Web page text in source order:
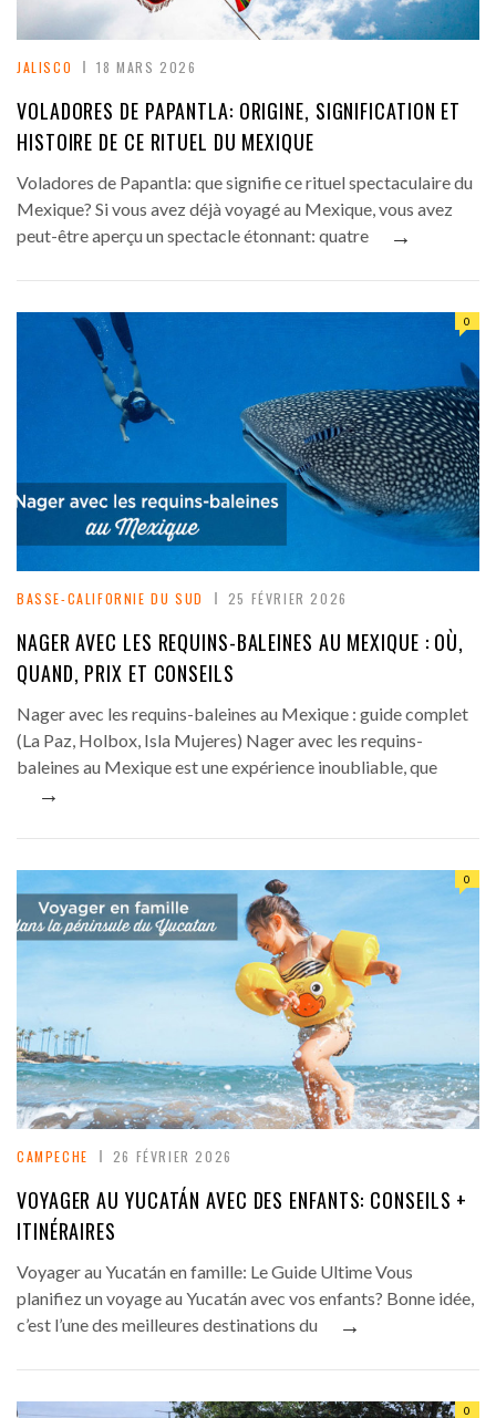
JALISCO 18 MARS 2026
VOLADORES DE PAPANTLA: ORIGINE, SIGNIFICATION ET
HISTOIRE DE CE RITUEL DU MEXIQUE
Voladores de Papantla: que signifie ce rituel spectaculaire du
Mexique? Si vous avez déjà voyagé au Mexique, vous avez
peut-être aperçu un spectacle étonnant: quatre
→
0
BASSE-CALIFORNIE DU SUD 25 FÉVRIER 2026
NAGER AVEC LES REQUINS-BALEINES AU MEXIQUE : OÙ,
QUAND, PRIX ET CONSEILS
Nager avec les requins-baleines au Mexique : guide complet
(La Paz, Holbox, Isla Mujeres) Nager avec les requins-
baleines au Mexique est une expérience inoubliable, que
→
0
CAMPECHE 26 FÉVRIER 2026
VOYAGER AU YUCATÁN AVEC DES ENFANTS: CONSEILS +
ITINÉRAIRES
Voyager au Yucatán en famille: Le Guide Ultime Vous
planifiez un voyage au Yucatán avec vos enfants? Bonne idée,
c’est l’une des meilleures destinations du
→
0